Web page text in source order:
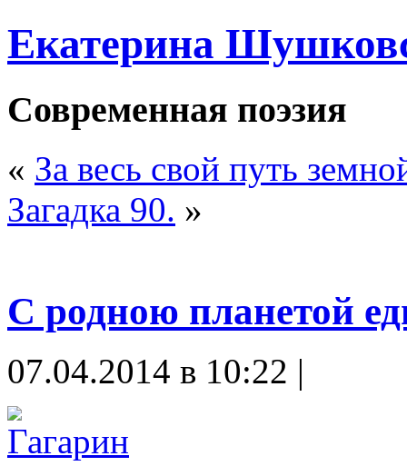
Екатерина
Современная поэзия
« За весь свой путь
Загадка 90. »
С родною планетой
07.04.2014 в 10:22 |